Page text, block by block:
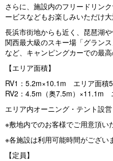
さらに、施設内のフリードリン
ービスなどもお楽しみいただけ
長浜市街地からも近く、琵琶湖
関西最大級のスキー場「グラン
など、キャンピングカーでの最高
【エリア面積】
RV1：5.2m×10.1m エリア面積
RV2：4.5m（奥7.5m）×11.1m
エリア内オーニング・テント設
※敷地内でのお客様でご用意頂い
※各施設は利用可能時間がござい
【定員】